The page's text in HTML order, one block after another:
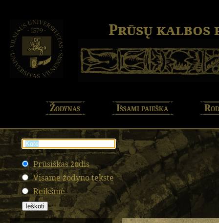
Prūsų kalbos
Žodynas Išsami paieška
Prūsiškas žodis
Visame žodyno tekste
Reikšmė